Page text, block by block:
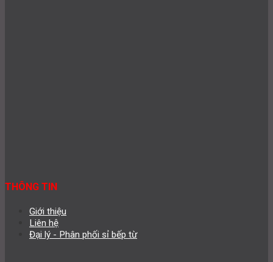
THÔNG TIN
Giới thiệu
Liên hệ
Đại lý - Phân phối sỉ bếp từ